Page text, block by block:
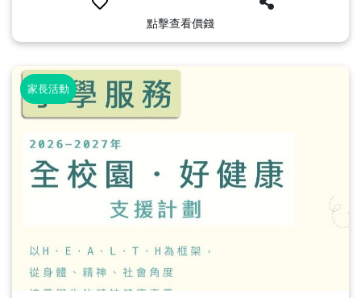
點擊查看價錢
家長活動